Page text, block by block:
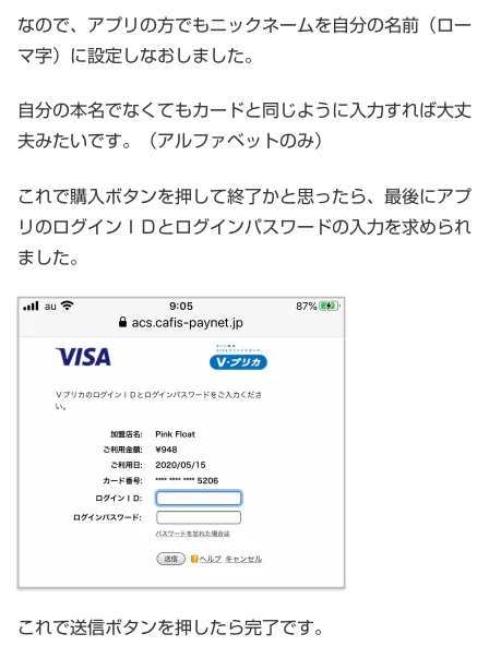
なので、アプリの方でもニックネームを自分の名前（ロー
マ字）に設定しなおしました。
自分の本名でなくてもカードと同じように入力すれば大丈
夫みたいです。（アルファベットのみ）
これで購入ボタンを押して終了かと思ったら、最後にアプ
リのログインＩＤとログインパスワードの入力を求められ
ました。
これで送信ボタンを押したら完了です。